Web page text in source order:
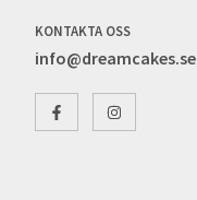
KONTAKTA OSS
info@dreamcakes.se